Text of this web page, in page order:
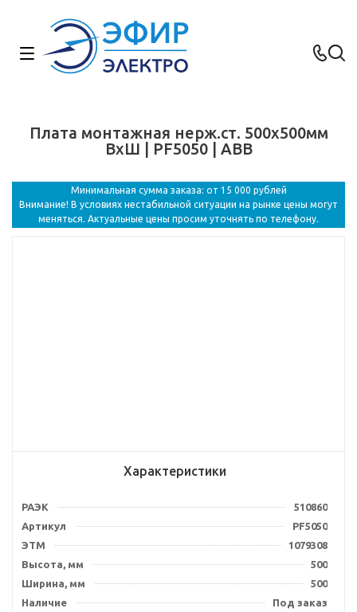
Плата монтажная нерж.ст. 500х500мм
ВхШ | PF5050 | ABB
Минимальная сумма заказа: от 15 000 рублей
Внимание! В условиях нестабильной ситуации на рынке цены могут
меняться. Актуальные цены просим уточнять по телефону.
Характеристики
РАЭК
510860
Артикул
PF5050
ЭТМ
1079308
Высота, мм
500
Ширина, мм
500
Наличие
Под заказ